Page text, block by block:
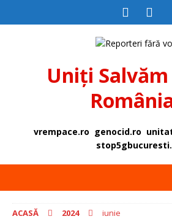
Uniți
vrempace.ro genocid.ro
ACASĂ 2024 iunie